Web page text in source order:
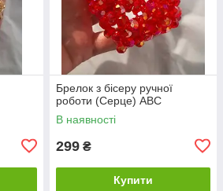
Брелок з бісеру ручної
роботи (Серце) ABC
В наявності
299 ₴
Купити